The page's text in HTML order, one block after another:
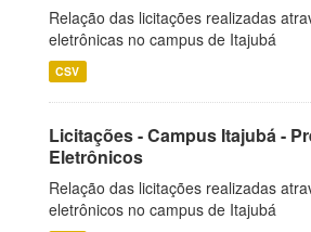
Relação das licitações realizadas
eletrônicas no campus de Itajubá
CSV
Licitações - Campus Itajubá -
Eletrônicos
Relação das licitações realizadas
eletrônicos no campus de Itajubá